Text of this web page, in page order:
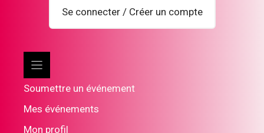
Se connecter / Créer un compte
Soumettre un événement
Mes événements
Mon profil